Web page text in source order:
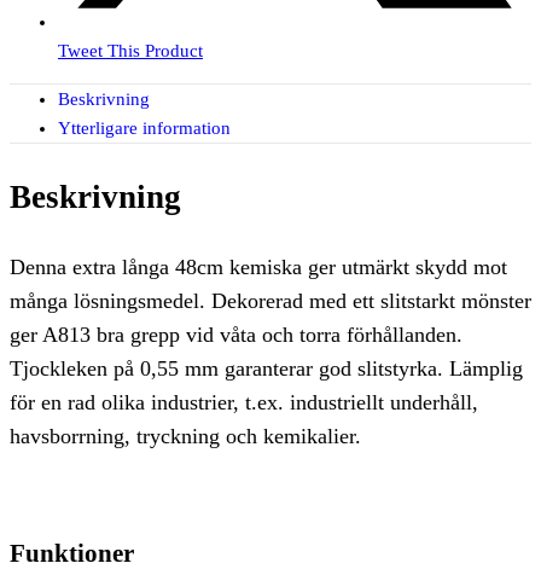
Tweet This Product
Beskrivning
Ytterligare information
Beskrivning
Denna extra långa 48cm kemiska ger utmärkt skydd mot
många lösningsmedel. Dekorerad med ett slitstarkt mönster
ger A813 bra grepp vid våta och torra förhållanden.
Tjockleken på 0,55 mm garanterar god slitstyrka. Lämplig
för en rad olika industrier, t.ex. industriellt underhåll,
havsborrning, tryckning och kemikalier.
Funktioner